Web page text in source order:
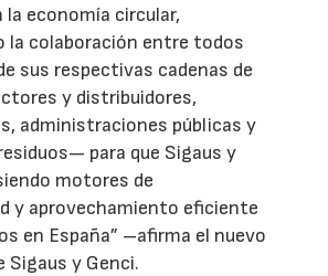
economía circular,
la colaboración entre todos
sus respectivas cadenas de
y distribuidores,
administraciones públicas y
para que Sigaus y
motores de
y aprovechamiento eficiente
en España” –afirma el nuevo
Sigaus y Genci.